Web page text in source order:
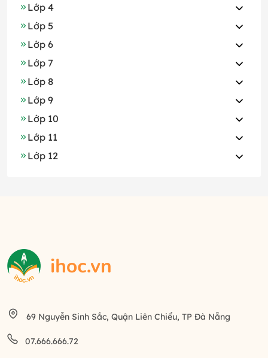
Lớp 4
Lớp 5
Lớp 6
Lớp 7
Lớp 8
Lớp 9
Lớp 10
Lớp 11
Lớp 12
69 Nguyễn Sinh Sắc, Quận Liên Chiểu, TP Đà Nẵng
07.666.666.72